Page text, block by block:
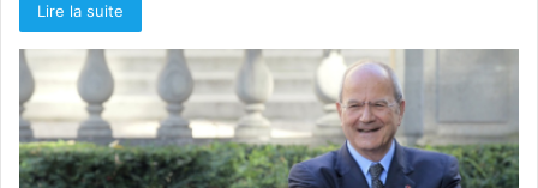
Lire la suite